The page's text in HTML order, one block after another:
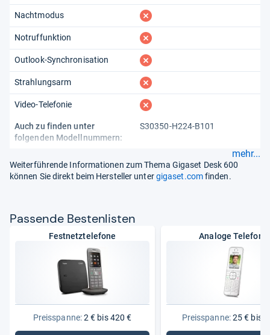
Nachtmodus fehlt
Notruffunktion fehlt
Outlook-Synchronisation fehlt
Strahlungsarm fehlt
Video-Telefonie fehlt
Auch zu finden unter
folgenden Modellnummern:
S30350-H224-B101
mehr...
Weiterführende Informationen zum Thema Gigaset Desk 600
können Sie direkt beim Hersteller untergigaset.comfinden.
Pas­sende Bes­ten­lis­ten
Festnetztelefone
Preisspanne:2 € bis 420 €
Analoge Telefone
Preisspanne:25 € bis